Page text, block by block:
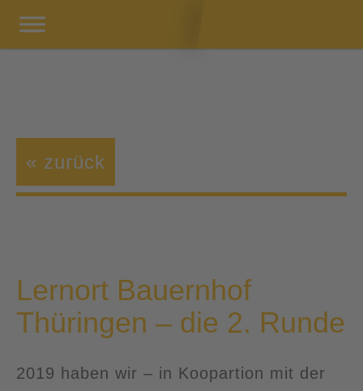
« zurück
Lernort Bauernhof
Thüringen – die 2. Runde
2019 haben wir – in Koopartion mit der